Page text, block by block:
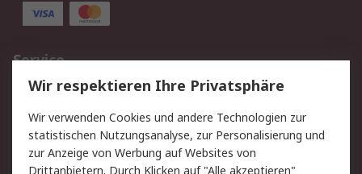
Service
Value Added Services
Lieferlösungen
Rücksendungen
Kontakt
Hilfe
Wir respektieren Ihre Privatsphäre
Wir verwenden Cookies und andere Technologien zur
statistischen Nutzungsanalyse, zur Personalisierung und
zur Anzeige von Werbung auf Websites von
Drittanbietern. Durch Klicken auf "Alle akzeptieren"